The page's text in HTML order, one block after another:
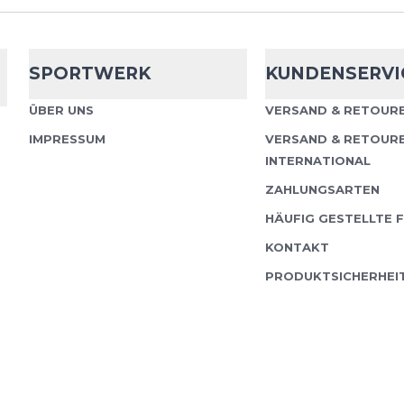
FalkeRU 4
Der RU4 Light eignet
Sohle perfekt für
Schuhkontakt le...
SPORTWERK
ÜBER UNS
IMPRESSUM
VERSAND &
VERSAND &
INTERNATIONAL
ZAHLUNGSARTEN
HÄUFIG GESTELLTE
KONTAKT